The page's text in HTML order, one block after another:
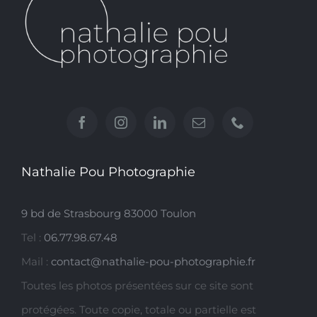
Nathalie Pou Photographie
9 bd de Strasbourg 83000 Toulon
Tel : 06.77.98.67.48
Mail : contact@nathalie-pou-photographie.fr
Toutes les photos présentées sur ce site sont
protégées. Toute copie, totale ou partielle est